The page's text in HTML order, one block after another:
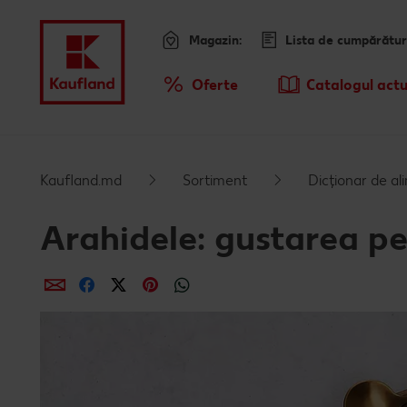
Meniu Oferte Catalogul
Magazin: Lista de
Kaufland.md Sortiment Dicționar de
Arahidele: gustarea
DistribuieDistribuieDistribuieDistribuie